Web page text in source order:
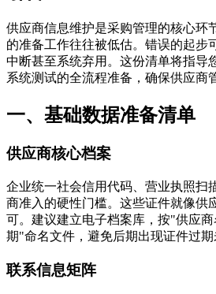
供应商信息维护是采购管理的核心环
的准备工作往往被低估。错误的起步
中断甚至系统弃用。这份清单将指导
系统测试的全流程准备，确保供应商
一、基础数据准备清单
供应商核心档案
企业统一社会信用代码、营业执照扫
商准入的硬性门槛。这些证件就像供
可。建议建立电子档案库，按"供应
期"命名文件，避免后期出现证件过期
联系信息矩阵